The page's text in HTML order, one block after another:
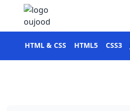
HTML & CSS HTML5 CSS3